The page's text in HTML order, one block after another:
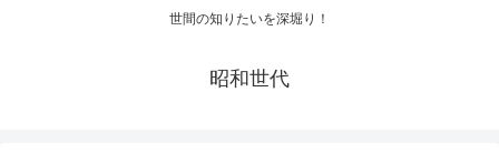
世間の知りたいを深堀り！
昭和世代